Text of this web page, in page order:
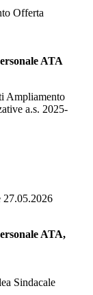
Offerta
ATA
Ampliamento
a.s. 2025-
27.05.2026
ATA,
Sindacale